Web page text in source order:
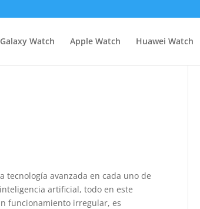
Galaxy Watch Apple Watch Huawei Watch
avanzada en cada uno de
artificial, todo en este
funcionamiento irregular, es